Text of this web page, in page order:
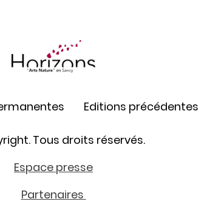
Editions précédentes
Tous droits réservés.
Espace presse
Partenaires